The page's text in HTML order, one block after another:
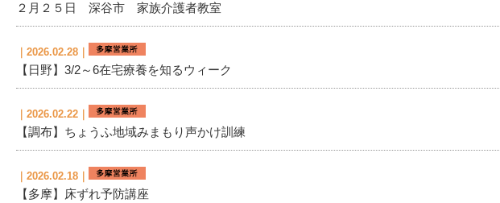
２月２５日 深谷市 家族介護者教室
｜2026.02.28｜
【日野】3/2～6在宅療養を知るウィーク
｜2026.02.22｜
【調布】ちょうふ地域みまもり声かけ訓練
｜2026.02.18｜
【多摩】床ずれ予防講座